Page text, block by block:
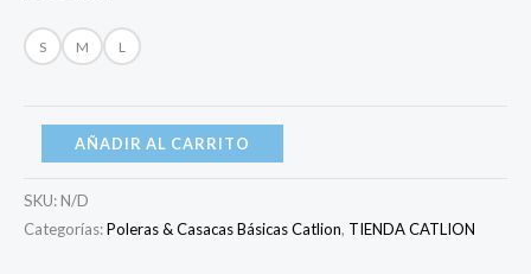
S M L
AÑADIR AL CARRITO
SKU: N/D
Categorías:Poleras & Casacas Básicas Catlion, TIENDA CATLION